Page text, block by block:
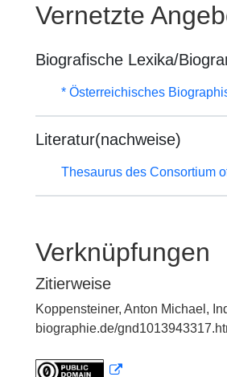
Vernetzte
Biografische Lexika/
* Österreichisches
Literatur(nachweise)
Thesaurus des Consortium
Verknüpfungen
Zitierweise
Koppensteiner, Anton Michael,
biographie.de/